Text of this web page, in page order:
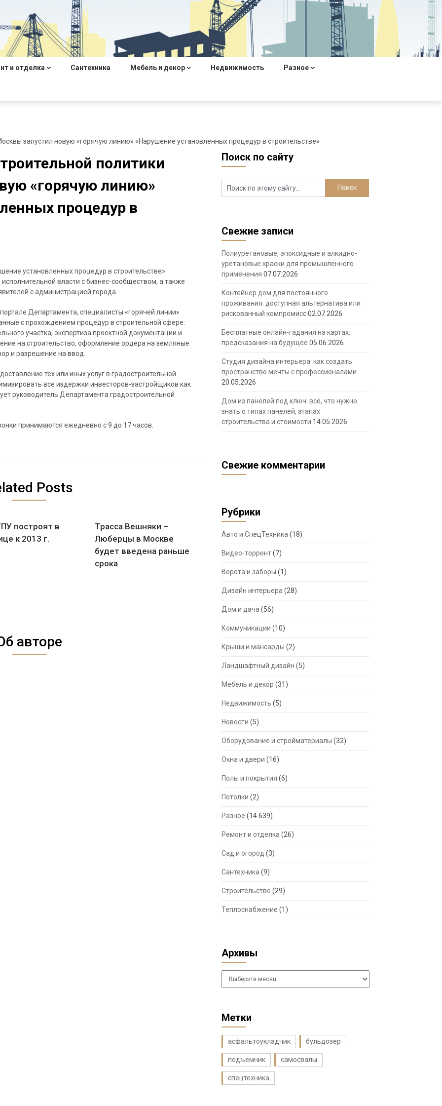
и отделка Сантехника Мебель и декор Недвижимость Разное
запустил новую «горячую линию» «Нарушение установленных процедур в строительстве»
политики
«горячую линию»
процедур в
установленных процедур в строительстве»
власти с бизнес-сообществом, а также
с администрацией города.
Департамента, специалисты «горячей линии»
с прохождением процедур в строительной сфере:
участка, экспертиза проектной документации и
на строительство, оформление ордера на земляные
и разрешение на ввод.
тех или иных услуг в градостроительной
все издержки инвесторов-застройщиков как
руководитель Департамента градостроительной
принимаются ежедневно с 9 до 17 часов.
Posts
построят в
к 2013 г.
Трасса Вешняки –
Люберцы в Москве
будет введена раньше
срока
авторе
Поиск по сайту
Свежие записи
Полиуретановые, эпоксидные и алкидно-
уретановые краски для промышленного
применения 07.07.2026
Контейнер дом для постоянного
проживания: доступная альтернатива или
рискованный компромисс02.07.2026
Бесплатные онлайн-гадания на картах:
предсказания на будущее 05.06.2026
Студия дизайна интерьера: как создать
пространство мечты с профессионалами
20.05.2026
Дом из панелей под ключ: всё, что нужно
знать о типах панелей, этапах
строительства и стоимости 14.05.2026
Свежие комментарии
Рубрики
Авто и СпецТехника (18)
Видео-торрент(7)
Ворота и заборы (1)
Дизайн интерьера (28)
Дом и дача (56)
Коммуникации (10)
Крыши и мансарды (2)
Ландшафтный дизайн (5)
Мебель и декор (31)
Недвижимость (5)
Новости (5)
Оборудование и стройматериалы (32)
Окна и двери (16)
Полы и покрытия (6)
Потолки (2)
Разное (14 639)
Ремонт и отделка (26)
Сад и огород (3)
Сантехника (9)
Строительство (29)
Теплоснабжение (1)
Архивы
Архивы
Метки
асфальтоукладчик бульдозер
подъемник самосвалы
спецтехника